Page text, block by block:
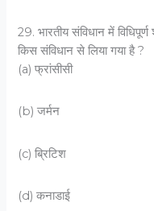
29. भारतीय संविधान में
किस संविधान से लिया गया है ?
(a) फ्रांसीसी
(b) जर्मन
(c) ब्रिटिश
(d) कनाडाई